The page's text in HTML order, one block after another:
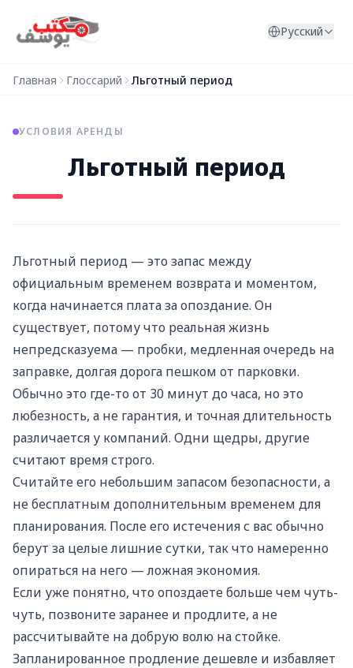
Русский
Главная Глоссарий Льготный период
УСЛОВИЯ АРЕНДЫ
Льготный период
Льготный период — это запас между
официальным временем возврата и моментом,
когда начинается плата за опоздание. Он
существует, потому что реальная жизнь
непредсказуема — пробки, медленная очередь на
заправке, долгая дорога пешком от парковки.
Обычно это где-то от 30 минут до часа, но это
любезность, а не гарантия, и точная длительность
различается у компаний. Одни щедры, другие
считают время строго.
Считайте его небольшим запасом безопасности, а
не бесплатным дополнительным временем для
планирования. После его истечения с вас обычно
берут за целые лишние сутки, так что намеренно
опираться на него — ложная экономия.
Если уже понятно, что опоздаете больше чем чуть-
чуть, позвоните заранее и продлите, а не
рассчитывайте на добрую волю на стойке.
Запланированное продление дешевле и избавляет